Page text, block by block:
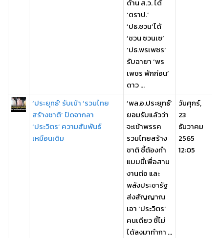
ด้าน ส.ว. ได้
‘ตราป.’
‘ปธ.ชวน’ได้
‘ชวน ซวนเซ’
‘ปธ.พรเพชร’
รับฉายา ‘พร
เพชร พักก่อน’
ดาว ...
‘ประยุทธ์’ รับเข้า ‘รวมไทย
สร้างชาติ’ ปัดจากลา
‘ประวิตร’ ความสัมพันธ์
เหมือนเดิม
‘พล.อ.ประยุทธ์’
ยอมรับแล้วว่า
จะเข้าพรรค
รวมไทยสร้าง
ชาติ ชี้ต้องทำ
แบบนี้เพื่อสาน
งานต่อ และ
พลังประชารัฐ
ส่งสัญญาณ
เอา ‘ประวิตร’
คนเดียว ชี้ไม่
ได้ลงมาทำกา ...
วันศุกร์,
23
ธันวาคม
2565
12:05